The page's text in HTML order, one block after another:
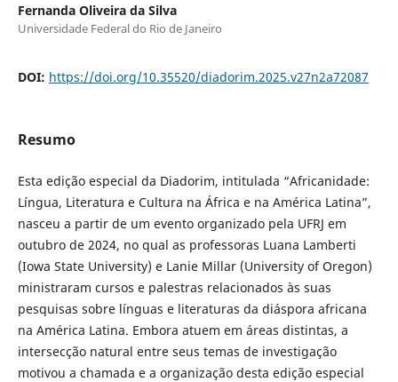
Fernanda Oliveira da Silva
Universidade Federal do Rio de Janeiro
DOI: https://doi.org/10.35520/diadorim.2025.v27n2a72087
Resumo
Esta edição especial da Diadorim, intitulada “Africanidade:
Língua, Literatura e Cultura na África e na América Latina”,
nasceu a partir de um evento organizado pela UFRJ em
outubro de 2024, no qual as professoras Luana Lamberti
(Iowa State University) e Lanie Millar (University of Oregon)
ministraram cursos e palestras relacionados às suas
pesquisas sobre línguas e literaturas da diáspora africana
na América Latina. Embora atuem em áreas distintas, a
intersecção natural entre seus temas de investigação
motivou a chamada e a organização desta edição especial